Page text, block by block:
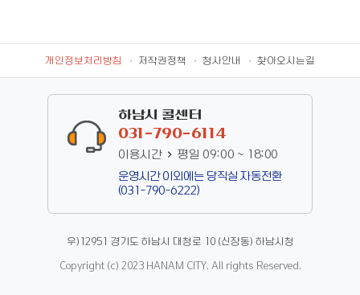
개인정보처리방침 저작권정책 청사안내 찾아오시는길
우)12951 경기도 하남시 대청로 10 (신장동) 하남시청
Copyright (c) 2023 HANAM CITY. All rights Reserved.
하남시 콜센터
031-790-6114
이용시간
평일 09:00 ~ 18:00
운영시간 이외에는 당직실 자동전환
(031-790-6222)